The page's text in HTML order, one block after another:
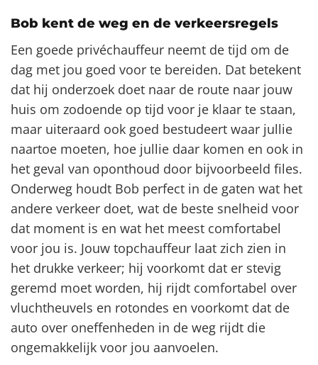
Bob kent de weg en de verkeersregels
Een goede privéchauffeur neemt de tijd om de
dag met jou goed voor te bereiden. Dat betekent
dat hij onderzoek doet naar de route naar jouw
huis om zodoende op tijd voor je klaar te staan,
maar uiteraard ook goed bestudeert waar jullie
naartoe moeten, hoe jullie daar komen en ook in
het geval van oponthoud door bijvoorbeeld files.
Onderweg houdt Bob perfect in de gaten wat het
andere verkeer doet, wat de beste snelheid voor
dat moment is en wat het meest comfortabel
voor jou is. Jouw topchauffeur laat zich zien in
het drukke verkeer; hij voorkomt dat er stevig
geremd moet worden, hij rijdt comfortabel over
vluchtheuvels en rotondes en voorkomt dat de
auto over oneffenheden in de weg rijdt die
ongemakkelijk voor jou aanvoelen.